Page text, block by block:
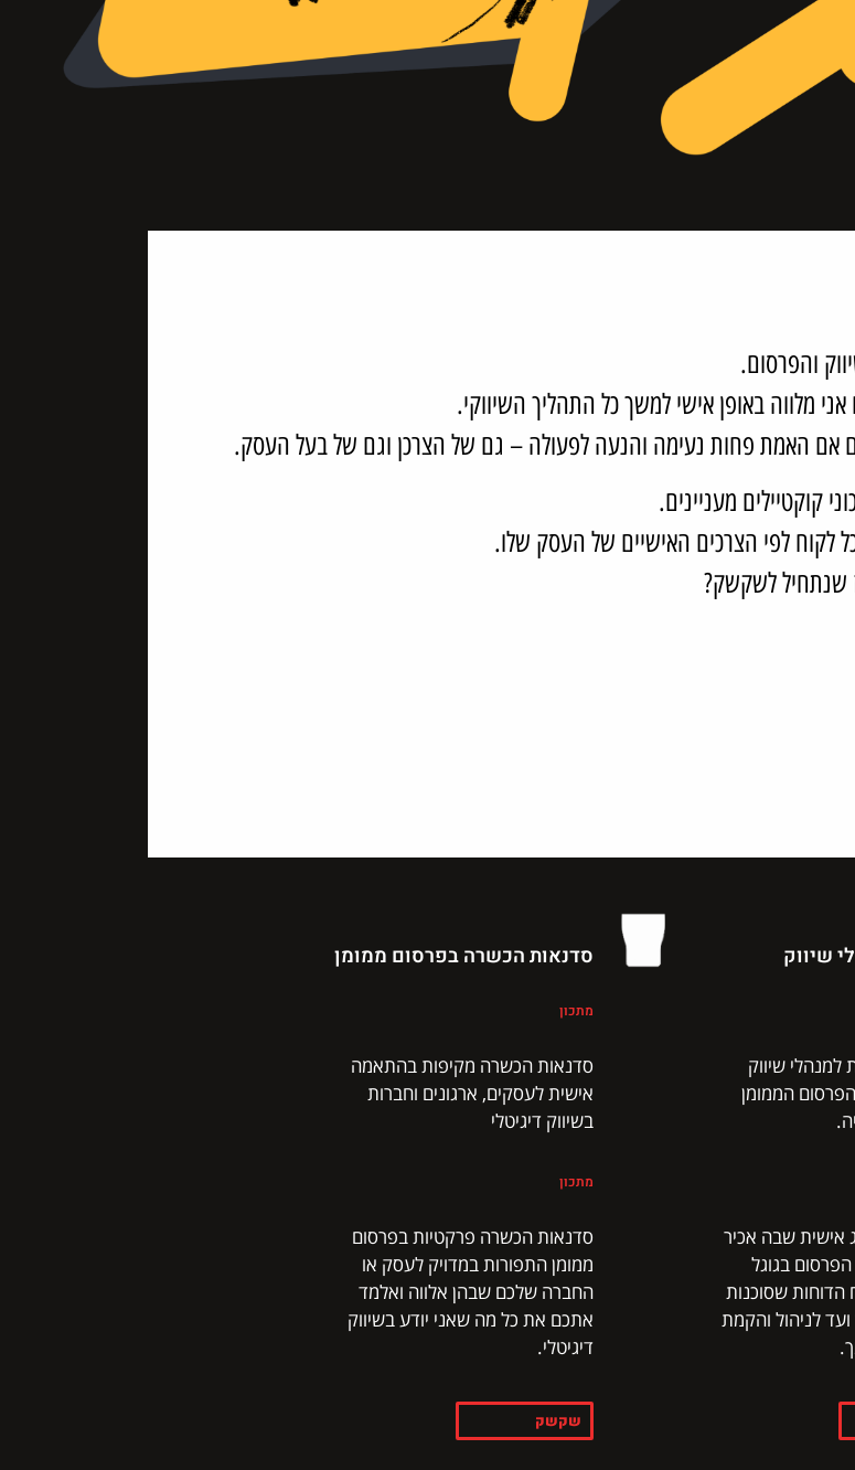
והפרסום.
מלווה באופן אישי למשך כל התהליך השיווקי.
אם האמת פחות נעימה והנעה לפעולה – גם של הצרכן וגם של בעל העסק.
קוקטיילים מעניינים.
לקוח לפי הצרכים האישיים של העסק שלו.
שנתחיל לשקשק?
שיווק
למנהלי שיווק
הפרסום הממומן
אישית שבה אכיר
בגוגל
שסוכנות
לניהול והקמת
סדנאות הכשרה בפרסום ממומן
מתכון
סדנאות הכשרה מקיפות בהתאמה
אישית לעסקים, ארגונים וחברות
בשיווק דיגיטלי
מתכון
סדנאות הכשרה פרקטיות בפרסום
ממומן התפורות במדויק לעסק או
החברה שלכם שבהן אלווה ואלמד
אתכם את כל מה שאני יודע בשיווק
דיגיטלי.
שקשק